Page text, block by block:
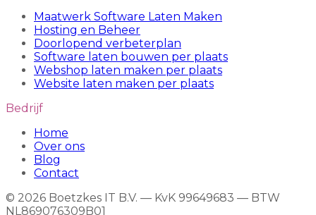
Maatwerk Software Laten Maken
Hosting en Beheer
Doorlopend verbeterplan
Software laten bouwen per plaats
Webshop laten maken per plaats
Website laten maken per plaats
Bedrijf
Home
Over ons
Blog
Contact
© 2026 Boetzkes IT B.V. — KvK 99649683 — BTW
NL869076309B01